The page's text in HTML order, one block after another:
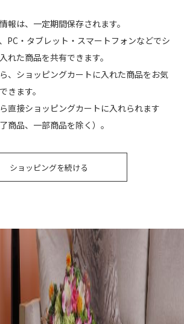
報は、一定期間保存されます。
PC・タブレット・スマートフォンなどでシ
れた商品を共有できます。
、ショッピングカートに入れた商品をお気
きます。
直接ショッピングカートに入れられます
商品、一部商品を除く）。
ショッピングを続ける